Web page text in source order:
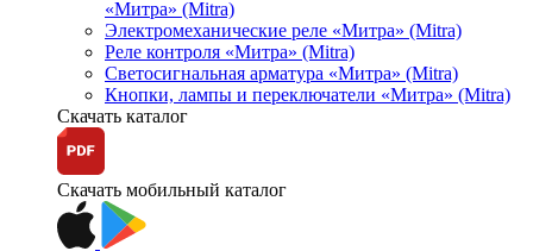
«Митра» (Mitra)
Электромеханические реле «Митра» (Mitra)
Реле контроля «Митра» (Mitra)
Светосигнальная арматура «Митра» (Mitra)
Кнопки, лампы и переключатели «Митра» (Mitra)
Скачать каталог
Скачать мобильный каталог